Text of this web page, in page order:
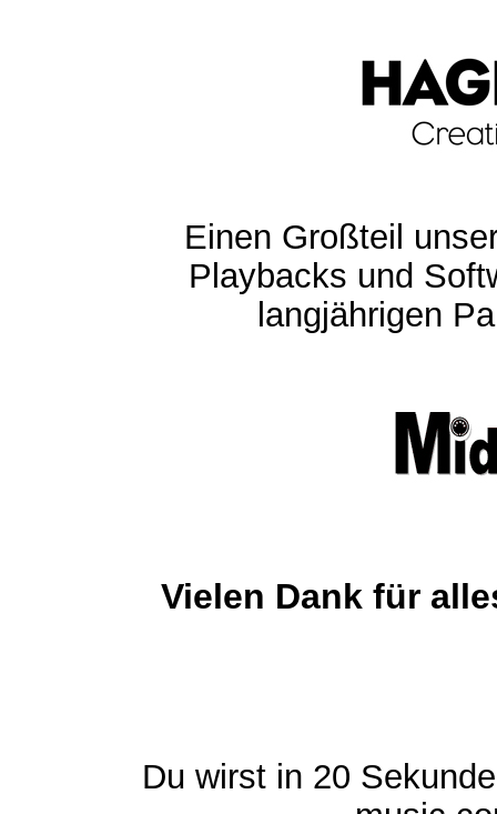
Einen Großteil
Playbacks und
langjährigen
Vielen Dank für
Du wirst in 20